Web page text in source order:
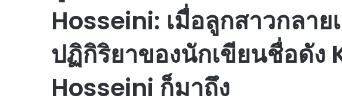
Hosseini: เมื่อลูกสาวกลา
ปฏิกิริยาของนักเขียนชื่อดัง
Hosseini ก็มาถึง